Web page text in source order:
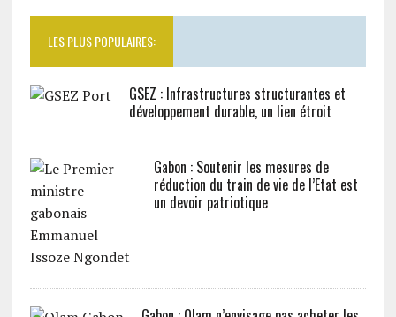
LES PLUS POPULAIRES:
GSEZ : Infrastructures structurantes et
développement durable, un lien étroit
Gabon : Soutenir les mesures de
réduction du train de vie de l’Etat est
un devoir patriotique